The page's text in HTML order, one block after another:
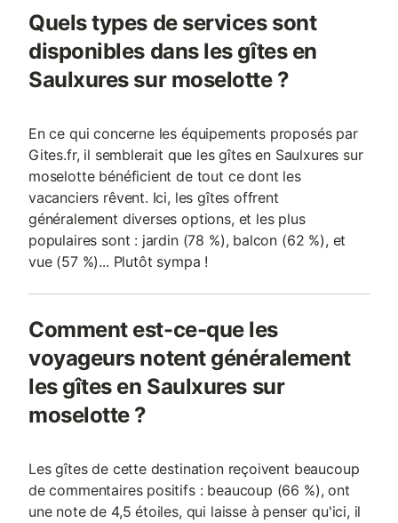
Quels types de services sont
disponibles dans les gîtes en
Saulxures sur moselotte ?
En ce qui concerne les équipements proposés par
Gites.fr, il semblerait que les gîtes en Saulxures sur
moselotte bénéficient de tout ce dont les
vacanciers rêvent. Ici, les gîtes offrent
généralement diverses options, et les plus
populaires sont : jardin (78 %), balcon (62 %), et
vue (57 %)... Plutôt sympa !
Comment est-ce-que les
voyageurs notent généralement
les gîtes en Saulxures sur
moselotte ?
Les gîtes de cette destination reçoivent beaucoup
de commentaires positifs : beaucoup (66 %), ont
une note de 4,5 étoiles, qui laisse à penser qu'ici, il